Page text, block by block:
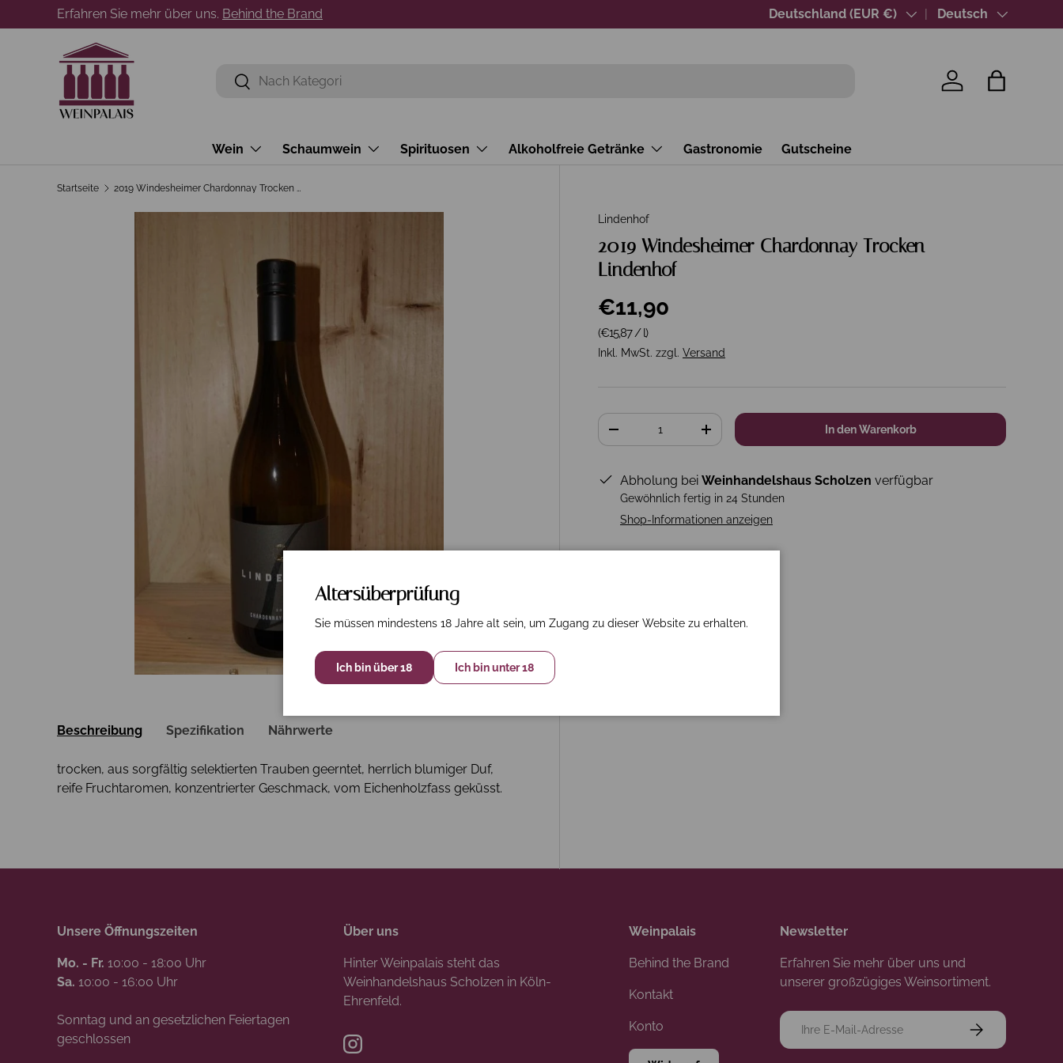
Direkt zum Inhalt
Erfahren Sie mehr über uns. Behind the Brand Über 40 Jahre Wein-Expertise
Land/Region
Deutschland (EUR €) SpracheDeutsch
Suchen
Suchen
Einloggen
Wein Schaumwein Spirituosen Alkoholfreie Getränke Gastronomie Gutscheine
Startseite 2019 Windesheimer Chardonnay Trocken Lindenhof
Lindenhof
2019 Windesheimer Chardonnay Trocken
Lindenhof
€11,90
Grundpreis
(€15,87/l)
Inkl. MwSt. zzgl. Versand
Anzahl
+ In den Warenkorb
Abholung bei Weinhandelshaus Scholzen verfügbar
Gewöhnlich fertig in 24 Stunden
Shop-Informationen anzeigen
Beschreibung Spezifikation Nährwerte
trocken, aus sorgfältig selektierten Trauben geerntet, herrlich blumiger Duf,
reife Fruchtaromen, konzentrierter Geschmack, vom Eichenholzfass geküsst.
Altersüberprüfung
Sie müssen mindestens 18 Jahre alt sein, um Zugang zu dieser Website zu erhalten.
Ich bin über 18 Ich bin unter 18
Unsere Öffnungszeiten
Mo. - Fr. 10:00 - 18:00 Uhr
Sa. 10:00 - 16:00 Uhr
Sonntag und an gesetzlichen Feiertagen
geschlossen
Über uns
Hinter Weinpalais steht das
Weinhandelshaus Scholzen in Köln-
Ehrenfeld.
Instagram
Weinpalais
Behind the Brand
Kontakt
Konto
Newsletter
Erfahren Sie mehr über uns und
unserer großzügiges Weinsortiment.
E-Mail
Abonnieren